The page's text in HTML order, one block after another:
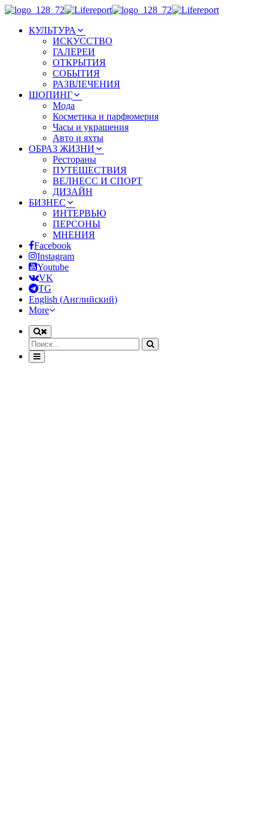
КУЛЬТУРА
ИСКУССТВО
ГАЛЕРЕИ
ОТКРЫТИЯ
СОБЫТИЯ
РАЗВЛЕЧЕНИЯ
ШОПИНГ
Мода
Косметика и парфюмерия
Часы и украшения
Авто и яхты
ОБРАЗ ЖИЗНИ
Рестораны
ПУТЕШЕСТВИЯ
ВЕЛНЕСС И СПОРТ
ДИЗАЙН
БИЗНЕС
ИНТЕРВЬЮ
ПЕРСОНЫ
МНЕНИЯ
Facebook
Instagram
Youtube
VK
TG
English (Английский)
More